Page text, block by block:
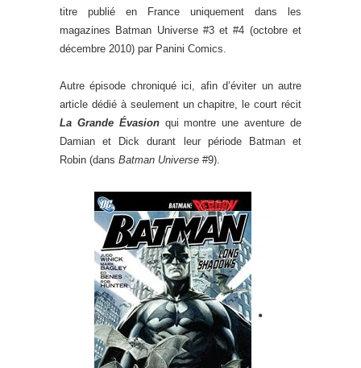
titre publié en France uniquement dans les
magazines Batman Universe #3 et #4 (octobre et
décembre 2010) par Panini Comics.
Autre épisode chroniqué ici, afin d’éviter un autre
article dédié à seulement un chapitre, le court récit
La Grande Évasionqui montre une aventure de
Damian et Dick durant leur période Batman et
Robin (dans Batman Universe #9).